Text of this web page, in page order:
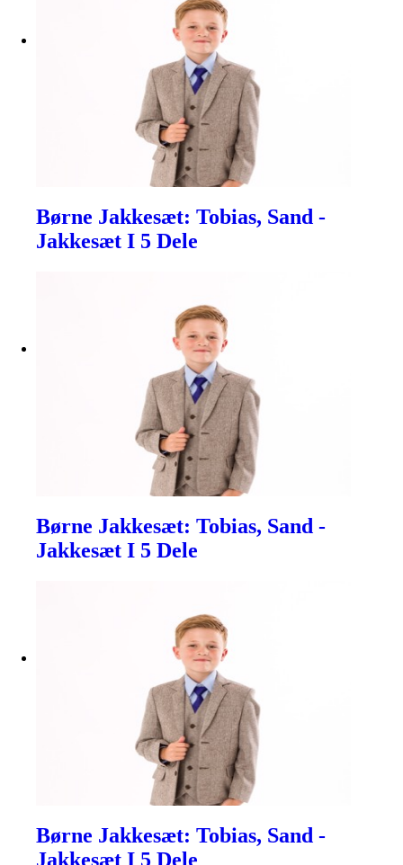
Børne Jakkesæt: Tobias, Sand -
Jakkesæt I 5 Dele
Børne Jakkesæt: Tobias, Sand -
Jakkesæt I 5 Dele
Børne Jakkesæt: Tobias, Sand -
Jakkesæt I 5 Dele